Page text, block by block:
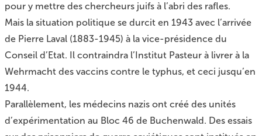
pour y mettre des chercheurs juifs à l’abri des rafles.
Mais la situation politique se durcit en 1943 avec l’arrivée
de Pierre Laval (1883-1945) à la vice-présidence du
Conseil d’Etat. Il contraindra l’Institut Pasteur à livrer à la
Wehrmacht des vaccins contre le typhus, et ceci jusqu’en
1944.
Parallèlement, les médecins nazis ont créé des unités
d’expérimentation au Bloc 46 de Buchenwald. Des essais